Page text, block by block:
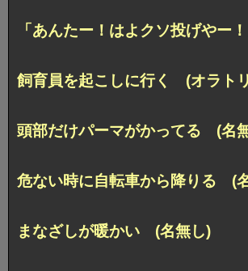
「あんたー！はよクソ投げやー
飼育員を起こしに行く (オラト
頭部だけパーマがかってる (名
危ない時に自転車から降りる (
まなざしが暖かい (名無し)